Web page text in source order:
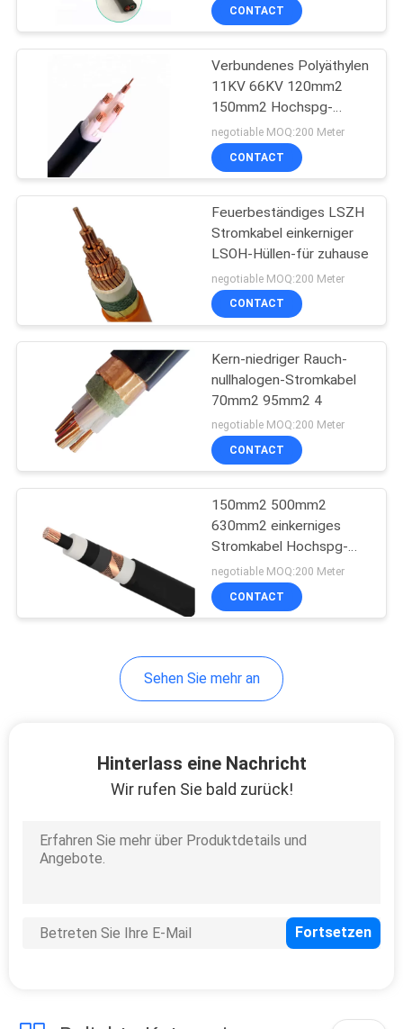
CONTACT
Verbundenes Polyäthylen
11KV 66KV 120mm2
150mm2 Hochspg-
QuerStromkabel
negotiable MOQ:200 Meter
CONTACT
Feuerbeständiges LSZH
Stromkabel einkerniger
LSOH-Hüllen-für zuhause
negotiable MOQ:200 Meter
CONTACT
Kern-niedriger Rauch-
nullhalogen-Stromkabel
70mm2 95mm2 4
negotiable MOQ:200 Meter
CONTACT
150mm2 500mm2
630mm2 einkerniges
Stromkabel Hochspg-
110kV
negotiable MOQ:200 Meter
CONTACT
Sehen Sie mehr an
Hinterlass eine Nachricht
Wir rufen Sie bald zurück!